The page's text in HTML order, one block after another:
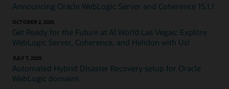
Announcing Oracle WebLogic Server and Coherence 15.1.1
OCTOBER 2, 2025
Get Ready for the Future at AI World Las Vegas: Explore
WebLogic Server, Coherence, and Helidon with Us!
JULY 7, 2025
Automated Hybrid Disaster Recovery setup for Oracle
WebLogic domains